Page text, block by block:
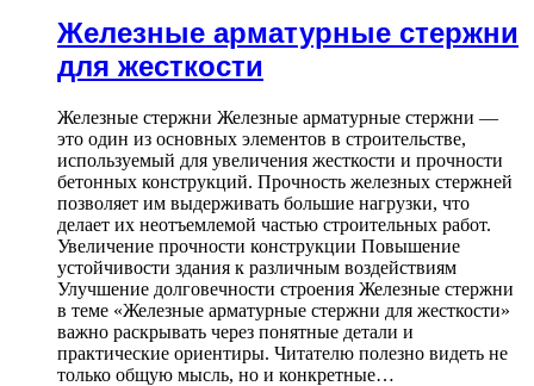
Железные арматурные стержни
для жесткости
Железные стержни Железные арматурные стержни —
это один из основных элементов в строительстве,
используемый для увеличения жесткости и прочности
бетонных конструкций. Прочность железных стержней
позволяет им выдерживать большие нагрузки, что
делает их неотъемлемой частью строительных работ.
Увеличение прочности конструкции Повышение
устойчивости здания к различным воздействиям
Улучшение долговечности строения Железные стержни
в теме «Железные арматурные стержни для жесткости»
важно раскрывать через понятные детали и
практические ориентиры. Читателю полезно видеть не
только общую мысль, но и конкретные…